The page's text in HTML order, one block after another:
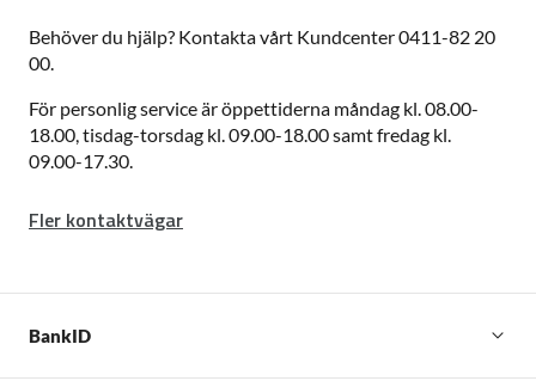
Behöver du hjälp? Kontakta vårt Kundcenter 0411-82 20
00.
För personlig service är öppettiderna måndag kl. 08.00-
18.00, tisdag-torsdag kl. 09.00-18.00 samt fredag kl.
09.00-17.30.
Fler kontaktvägar
BankID